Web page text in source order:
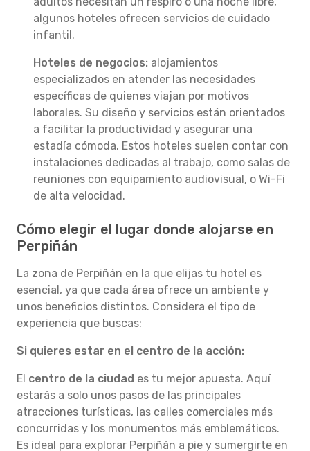
algunos hoteles ofrecen servicios de cuidado
infantil.
Hoteles de negocios: alojamientos
especializados en atender las necesidades
específicas de quienes viajan por motivos
laborales. Su diseño y servicios están orientados
a facilitar la productividad y asegurar una
estadía cómoda. Estos hoteles suelen contar con
instalaciones dedicadas al trabajo, como salas de
reuniones con equipamiento audiovisual, o Wi-Fi
de alta velocidad.
Cómo elegir el lugar donde alojarse en
Perpiñán
La zona de Perpiñán en la que elijas tu hotel es
esencial, ya que cada área ofrece un ambiente y
unos beneficios distintos. Considera el tipo de
experiencia que buscas:
Si quieres estar en el centro de la acción:
El centro de la ciudad es tu mejor apuesta. Aquí
estarás a solo unos pasos de las principales
atracciones turísticas, las calles comerciales más
concurridas y los monumentos más emblemáticos.
Es ideal para explorar Perpiñán a pie y sumergirte en